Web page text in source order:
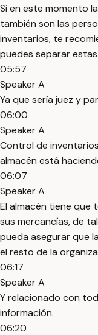
Si en este momento
también son las
inventarios, te
puedes separar
05:57
Speaker A
Ya que sería juez y
06:00
Speaker A
Control de
almacén está
06:07
Speaker A
El almacén tiene
sus mercancías, de
pueda asegurar que
el resto de la
06:17
Speaker A
Y relacionado con
información.
06:20